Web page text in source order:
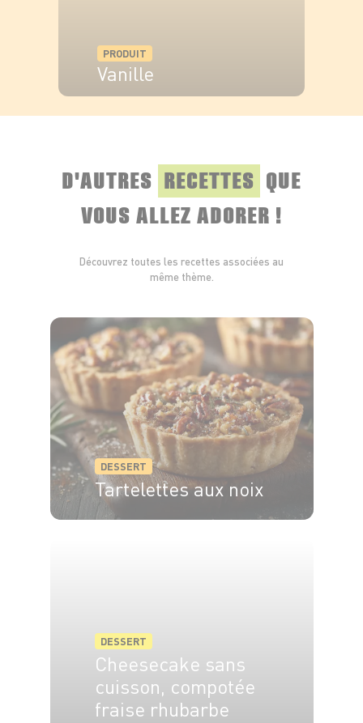
PRODUIT
Vanille
D'AUTRES RECETTES QUE
VOUS ALLEZ ADORER !
Découvrez toutes les recettes associées au
même thème.
DESSERT
Tartelettes aux noix
DESSERT
Cheesecake sans
cuisson, compotée
fraise rhubarbe